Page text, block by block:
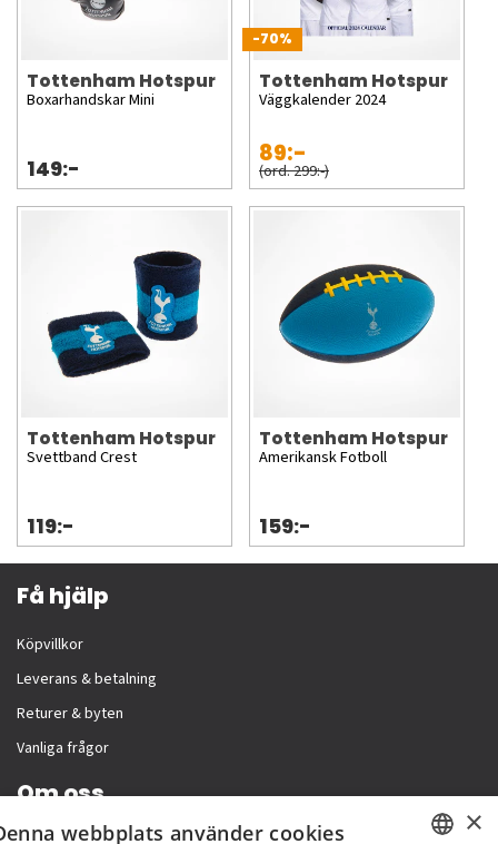
Tottenham Hotspur
Boxarhandskar Mini
149:-
-70%
Tottenham Hotspur
Väggkalender 2024
89:-
(ord. 299:-)
Tottenham Hotspur
Svettband Crest
119:-
Tottenham Hotspur
Amerikansk Fotboll
159:-
Få hjälp
Köpvillkor
Leverans & betalning
Returer & byten
Vanliga frågor
Om oss
×
webbplats använder cookies